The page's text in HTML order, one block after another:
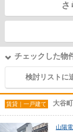
さ
チェックした物
検討リストに
賃貸｜一戸建て 大谷
山陽